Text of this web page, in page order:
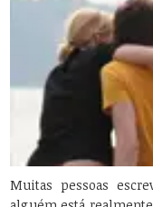
Muitas pessoas